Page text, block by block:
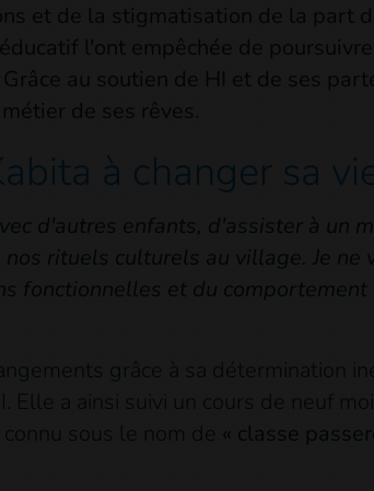
et de la stigmatisation de la part
l'ont empêchée de
au soutien de HI et de ses
de ses rêves.
à changer sa
d'autres enfants, d'assister à un
nos rituels culturels au village. Je
fonctionnelles et du
grâce à sa détermination
a ainsi suivi un cours de neuf
connu sous le nom de « classe